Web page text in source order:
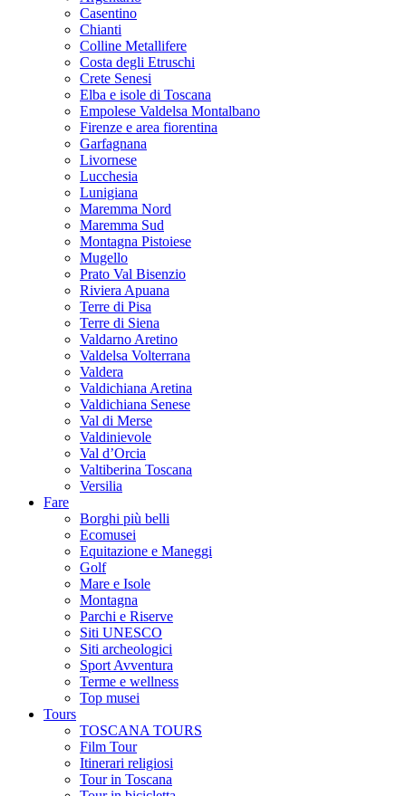
Casentino
Chianti
Colline Metallifere
Costa degli Etruschi
Crete Senesi
Elba e isole di Toscana
Empolese Valdelsa Montalbano
Firenze e area fiorentina
Garfagnana
Livornese
Lucchesia
Lunigiana
Maremma Nord
Maremma Sud
Montagna Pistoiese
Mugello
Prato Val Bisenzio
Riviera Apuana
Terre di Pisa
Terre di Siena
Valdarno Aretino
Valdelsa Volterrana
Valdera
Valdichiana Aretina
Valdichiana Senese
Val di Merse
Valdinievole
Val d’Orcia
Valtiberina Toscana
Versilia
Fare
Borghi più belli
Ecomusei
Equitazione e Maneggi
Golf
Mare e Isole
Montagna
Parchi e Riserve
Siti UNESCO
Siti archeologici
Sport Avventura
Terme e wellness
Top musei
Tours
TOSCANA TOURS
Film Tour
Itinerari religiosi
Tour in Toscana